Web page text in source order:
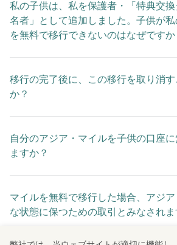
私の子供は、私を保護者・「特典交
名者」として追加しました。子供が
を無料で移行できないのはなぜですか
移行の完了後に、この移行を取り消
か？
自分のアジア・マイルを子供の口座
ますか？
マイルを無料で移行した場合、アジ
な状態に保つための取引とみなされま